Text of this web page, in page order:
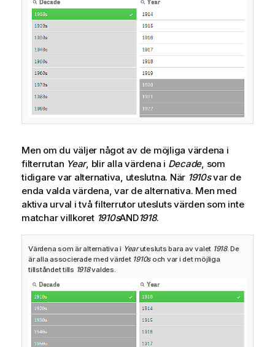
Men om du väljer något av de möjliga värdena i
filterrutan Year, blir alla värdena i Decade, som
tidigare var alternativa, uteslutna. När 1910svar de
enda valda värdena, var de alternativa. Men med
aktiva urval i två filterrutor utesluts värden som inte
matchar villkoret 1910sAND1918.
Värdena som är alternativa i Yearutesluts bara av valet 1918. De
är alla associerade med värdet 1910soch var i det möjliga
tillståndet tills 1918valdes.